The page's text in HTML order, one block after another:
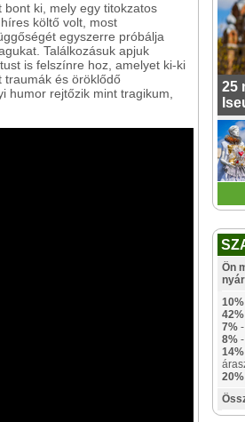
ki, mely egy titokzatos
költő volt, most
egyszerre próbálja
Találkozásuk apjuk
is felszínre hoz, amelyet ki-ki
traumák és öröklődő
humor rejtőzik mint tragikum,
25
Ön
10%
42%
7%
8%
14%
20%